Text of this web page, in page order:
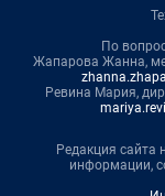
По
Жапарова Жанна,
Ревина Мария,
Редакция сайта
информации,